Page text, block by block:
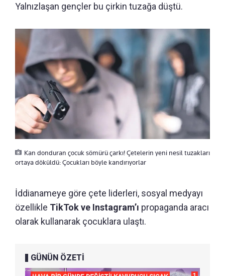
Yalnızlaşan gençler bu çirkin tuzağa düştü.
Kan donduran çocuk sömürü çarkı! Çetelerin yeni nesil tuzakları
ortaya döküldü: Çocukları böyle kandırıyorlar
İddianameye göre çete liderleri, sosyal medyayı
özellikle TikTok ve Instagram’ı propaganda aracı
olarak kullanarak çocuklara ulaştı.
GÜNÜN ÖZETİ